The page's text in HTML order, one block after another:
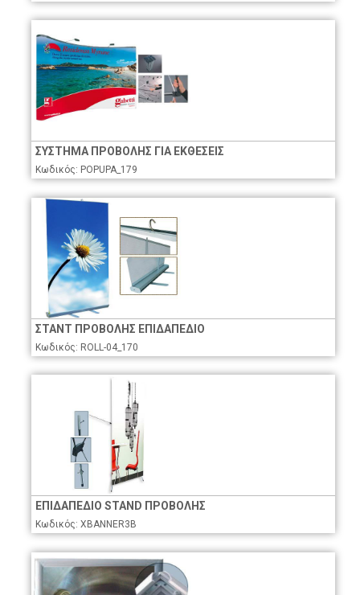
ΣΥΣΤΗΜΑ ΠΡΟΒΟΛΗΣ ΓΙΑ ΕΚΘΕΣΕΙΣ
Κωδικός: POPUPA_179
ΣΤΑΝΤ ΠΡΟΒΟΛΗΣ ΕΠΙΔΑΠΕΔΙΟ
Κωδικός: ROLL-04_170
ΕΠΙΔΑΠΕΔΙΟ STAND ΠΡΟΒΟΛΗΣ
Κωδικός: XBANNER3B